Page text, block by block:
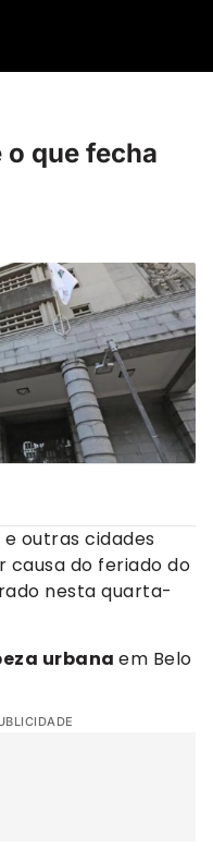
o que fecha
e outras cidades
causa do feriado do
nesta quarta-
urbana em Belo